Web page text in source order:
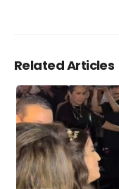
Related Articles